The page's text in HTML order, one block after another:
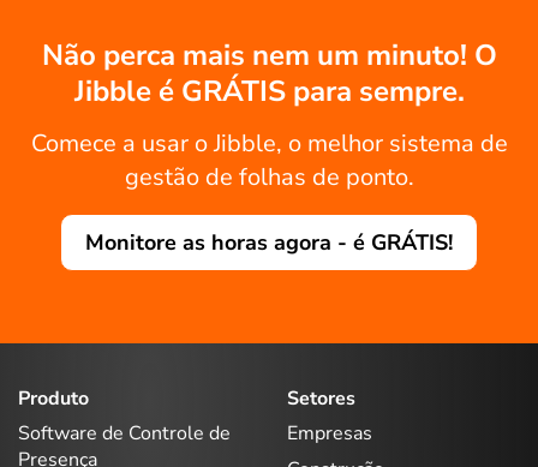
Não perca mais nem um minuto! O
Jibble é GRÁTIS para sempre.
Comece a usar o Jibble, o melhor sistema de
gestão de folhas de ponto.
Monitore as horas agora - é GRÁTIS!
Produto
Software de Controle de
Presença
Setores
Empresas